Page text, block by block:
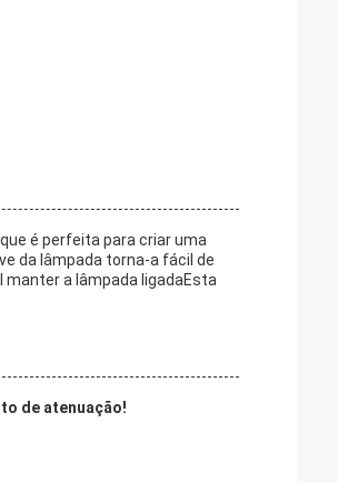
é perfeita para criar uma
da lâmpada torna-a fácil de
a lâmpada ligadaEsta
de atenuação!